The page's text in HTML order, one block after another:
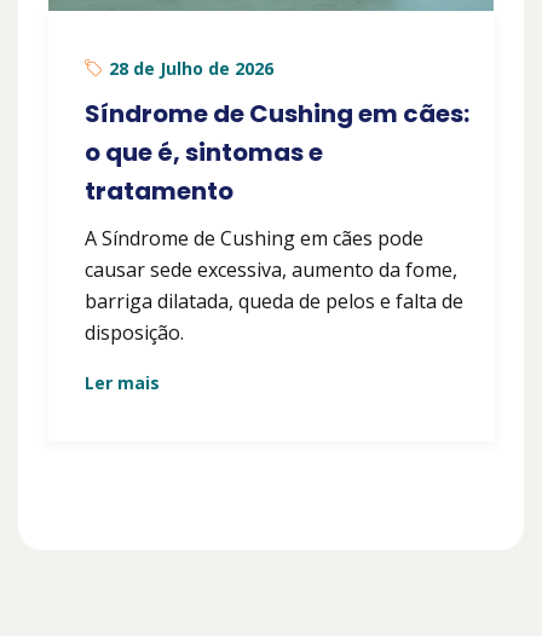
28 de Julho de 2026
Síndrome de Cushing em cães:
o que é, sintomas e
tratamento
A Síndrome de Cushing em cães pode
causar sede excessiva, aumento da fome,
barriga dilatada, queda de pelos e falta de
disposição.
Ler mais